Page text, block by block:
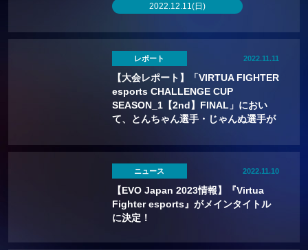
2022.12.11(日)
レポート 2022.11.11
【大会レポート】「VIRTUA FIGHTER
esports CHALLENGE CUP
SEASON_1【2nd】FINAL」におい
て、とんちゃん選手・じゃんぬ選手が
ニュース 2022.11.10
【EVO Japan 2023情報】『Virtua
Fighter esports』がメインタイトル
に決定！